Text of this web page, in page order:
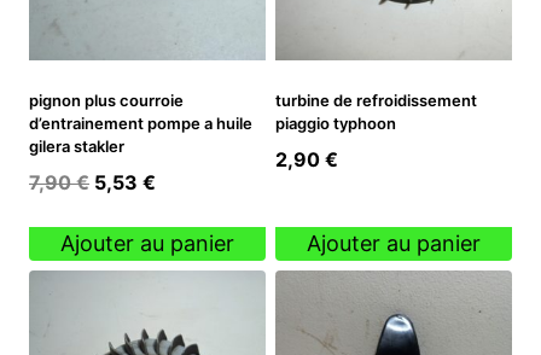
pignon plus courroie
d’entrainement pompe a huile
gilera stakler
7,90€ Le
initial
était :
5,53 €
actuel
est :
Ajouter au panier
turbine de refroidissement
piaggio typhoon
2,90 €
Ajouter au panier